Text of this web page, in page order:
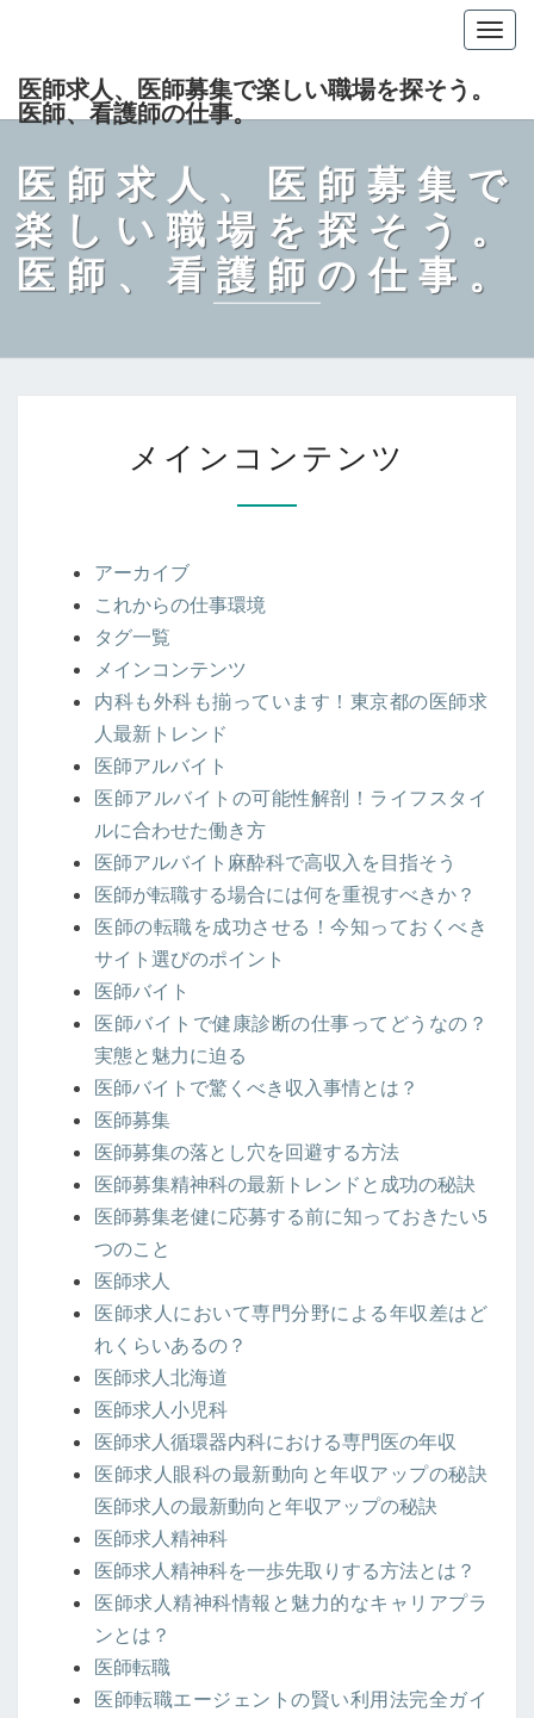
医師求人、医師募集で楽しい職場を探そう。
医師、看護師の仕事。
医師求人、医師募集で
楽しい職場を探そう。
医師、看護師の仕事。
イ
メインコンテンツ
アーカイブ
これからの仕事環境
タグ一覧
メインコンテンツ
内科も外科も揃っています！東京都の医師求
人最新トレンド
医師アルバイト
医師アルバイトの可能性解剖！ライフスタイ
ルに合わせた働き方
医師アルバイト麻酔科で高収入を目指そう
医師が転職する場合には何を重視すべきか？
医師の転職を成功させる！今知っておくべき
サイト選びのポイント
医師バイト
医師バイトで健康診断の仕事ってどうなの？
実態と魅力に迫る
医師バイトで驚くべき収入事情とは？
医師募集
医師募集の落とし穴を回避する方法
医師募集精神科の最新トレンドと成功の秘訣
医師募集老健に応募する前に知っておきたい5
つのこと
医師求人
医師求人において専門分野による年収差はど
れくらいあるの？
医師求人北海道
医師求人小児科
医師求人循環器内科における専門医の年収
医師求人眼科の最新動向と年収アップの秘訣
医師求人の最新動向と年収アップの秘訣
医師求人精神科
医師求人精神科を一歩先取りする方法とは？
医師求人精神科情報と魅力的なキャリアプラ
ンとは？
医師転職
医師転職エージェントの賢い利用法完全ガイ